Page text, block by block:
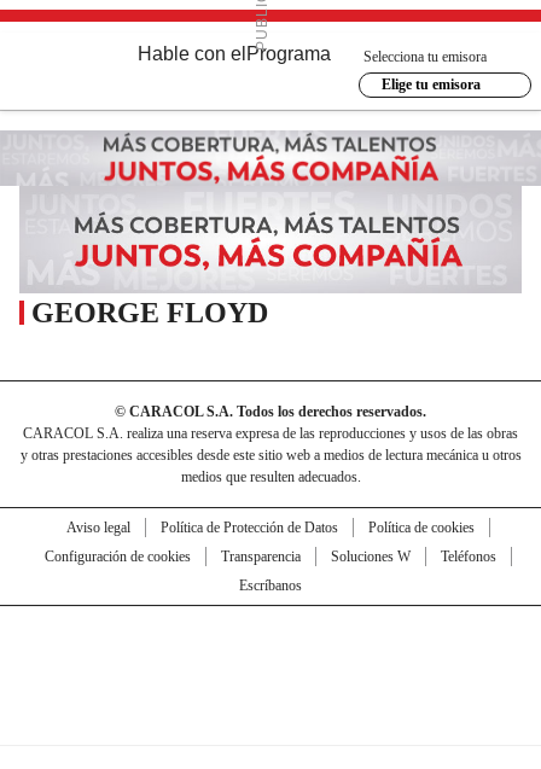
Hable con el Programa
Selecciona tu emisora
Elige tu emisora
GEORGE FLOYD
© CARACOL S.A. Todos los derechos reservados.
CARACOL S.A. realiza una reserva expresa de las reproducciones y usos de las obras
y otras prestaciones accesibles desde este sitio web a medios de lectura mecánica u otros
medios que resulten adecuados.
Aviso legal Política de Protección de Datos
Política de cookies
Configuración de cookies
Transparencia Soluciones W
Teléfonos
Escríbanos